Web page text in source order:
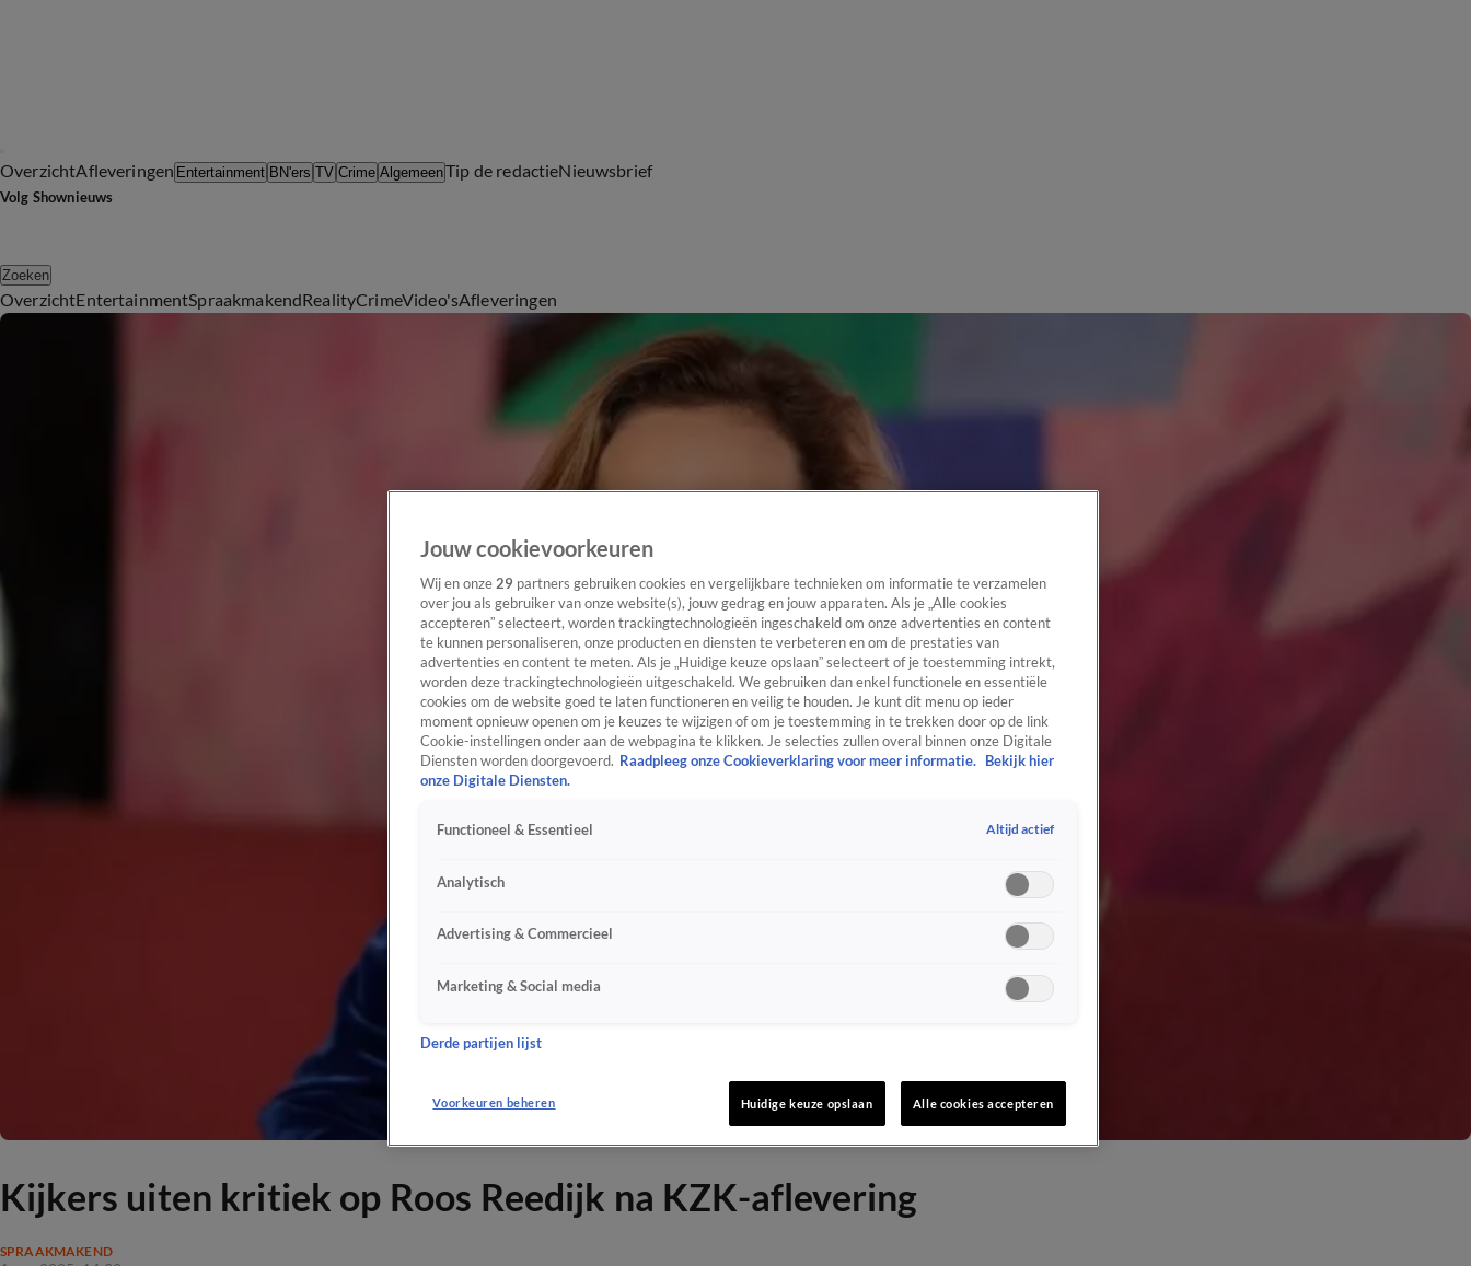
OverzichtAfleveringen Entertainment BN'ers TV Crime AlgemeenTip de redactieNieuwsbrief
Volg Shownieuws
Zoeken
OverzichtEntertainmentSpraakmakendRealityCrimeVideo'sAfleveringen
Kijkers uiten kritiek op Roos Reedijk na KZK-aflevering
SPRAAKMAKEND
Jouw cookievoorkeuren
Wij en onze 29 partners gebruiken cookies en vergelijkbare technieken om informatie te verzamelen
over jou als gebruiker van onze website(s), jouw gedrag en jouw apparaten. Als je „Alle cookies
accepteren” selecteert, worden trackingtechnologieën ingeschakeld om onze advertenties en content
te kunnen personaliseren, onze producten en diensten te verbeteren en om de prestaties van
advertenties en content te meten. Als je „Huidige keuze opslaan” selecteert of je toestemming intrekt,
worden deze trackingtechnologieën uitgeschakeld. We gebruiken dan enkel functionele en essentiële
cookies om de website goed te laten functioneren en veilig te houden. Je kunt dit menu op ieder
moment opnieuw openen om je keuzes te wijzigen of om je toestemming in te trekken door op de link
Cookie-instellingen onder aan de webpagina te klikken. Je selecties zullen overal binnen onze Digitale
Diensten worden doorgevoerd. Raadpleeg onze Cookieverklaring voor meer informatie.
Bekijk hier
onze Digitale Diensten.
Functioneel & Essentieel Altijd actief
Analytisch
Advertising & Commercieel
Marketing & Social media
Derde partijen lijst
Voorkeuren beheren Huidige keuze opslaan Alle cookies accepteren